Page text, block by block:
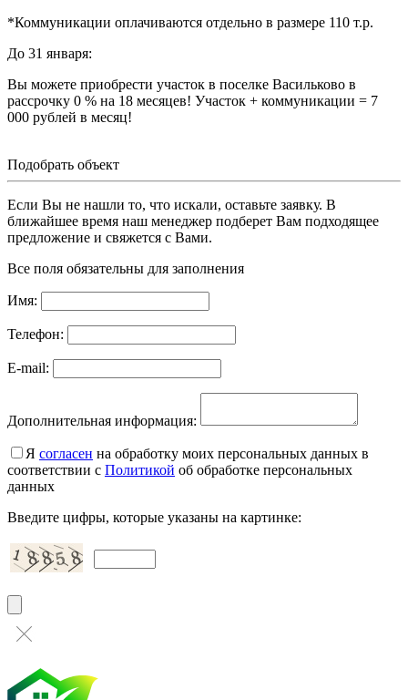
*Коммуникации оплачиваются отдельно в размере 110 т.р.
До 31 января:
Вы можете приобрести участок в поселке Васильково в
рассрочку 0 % на 18 месяцев! Участок + коммуникации = 7
000 рублей в месяц!
Подобрать объект
Если Вы не нашли то, что искали, оставьте заявку. В
ближайшее время наш менеджер подберет Вам подходящее
предложение и свяжется с Вами.
Все поля обязательны для заполнения
Имя:
Телефон:
E-mail:
Дополнительная информация:
Я согласен на обработку моих персональных данных в
соответствии с Политикой об обработке персональных
данных
Введите цифры, которые указаны на картинке: